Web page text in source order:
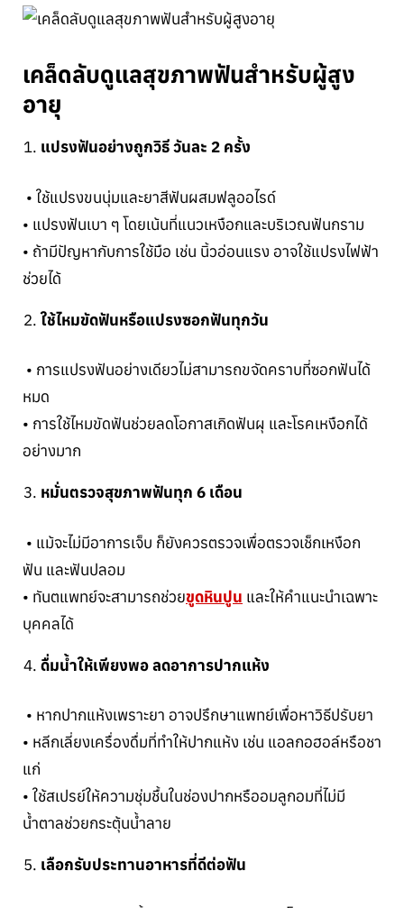
เคล็ดลับดูแลสุขภาพฟันสำหรับผู้สูง
อายุ
แปรงฟันอย่างถูกวิธี วันละ 2 ครั้ง
• ใช้แปรงขนนุ่มและยาสีฟันผสมฟลูออไรด์
• แปรงฟันเบา ๆ โดยเน้นที่แนวเหงือกและบริเวณฟันกราม
• ถ้ามีปัญหากับการใช้มือ เช่น นิ้วอ่อนแรง อาจใช้แปรงไฟฟ้า
ช่วยได้
ใช้ไหมขัดฟันหรือแปรงซอกฟันทุกวัน
• การแปรงฟันอย่างเดียวไม่สามารถขจัดคราบที่ซอกฟันได้
หมด
• การใช้ไหมขัดฟันช่วยลดโอกาสเกิดฟันผุ และโรคเหงือกได้
อย่างมาก
หมั่นตรวจสุขภาพฟันทุก 6 เดือน
• แม้จะไม่มีอาการเจ็บ ก็ยังควรตรวจเพื่อตรวจเช็กเหงือก
ฟัน และฟันปลอม
• ทันตแพทย์จะสามารถช่วยขูดหินปูน และให้คำแนะนำเฉพาะ
บุคคลได้
ดื่มน้ำให้เพียงพอ ลดอาการปากแห้ง
• หากปากแห้งเพราะยา อาจปรึกษาแพทย์เพื่อหาวิธีปรับยา
• หลีกเลี่ยงเครื่องดื่มที่ทำให้ปากแห้ง เช่น แอลกอฮอล์หรือชา
แก่
• ใช้สเปรย์ให้ความชุ่มชื้นในช่องปากหรืออมลูกอมที่ไม่มี
น้ำตาลช่วยกระตุ้นน้ำลาย
เลือกรับประทานอาหารที่ดีต่อฟัน